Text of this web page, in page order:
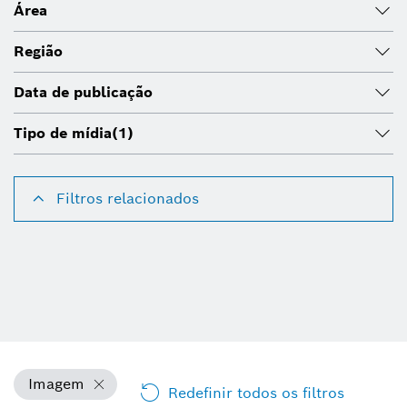
Área
Região
Data de publicação
Tipo de mídia(1)
Filtros relacionados
Imagem Redefinir todos os filtros